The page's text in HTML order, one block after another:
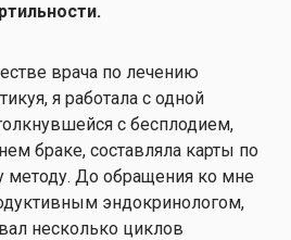
врача по лечению
я работала с одной
с бесплодием,
браке, составляла карты по
методу. До обращения ко мне
эндокринологом,
несколько циклов